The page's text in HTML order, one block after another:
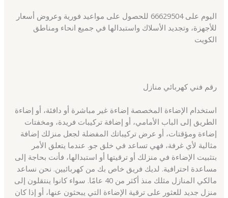
اليوم على 66629504 للحصول على مواعيد فورية وعروض أسعار
للأجهزة، وتجديد الأسلاك واستبدالها في جميع انحاء ومناطق
الكويت
رقم فني كهربائي منازل
استخدام الإضاءة المخصصة إضاءة غير مباشرة أو دافئة، أو إضاءة
الطريق إلى الباب الأمامي، أو إضافة تركيبات فريدة، ومخفتات
إضاءة ومؤقتات، أو عرض تركيباتك المفضلة لجعل منزلك إضافة
مثالية لأي غرفة، فهي تساعد في خلق جو. عندما يتعلق الأمر
بتثبيت الإضاءة في منزلك أو ترقيتها أو استبدالها، فأنت بحاجة إلى
مساعدة احترافية. لديك فريق خاص بك من كهربائيين. نحن نساعد
مالكي المنازل مثلك منذ أكثر من 40 عامًا. سواء كانوا ينتقلون إلى
منزل جديد للعثور على ترقية الإضاءة التي يبحثون عنها، أو إذا كان